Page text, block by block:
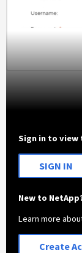
Sign in to
SIGN IN
New to
Learn more
Create